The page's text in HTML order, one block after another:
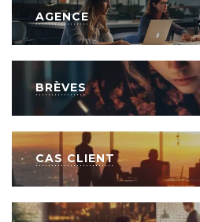
AGENCE
BRÈVES
CAS CLIENT